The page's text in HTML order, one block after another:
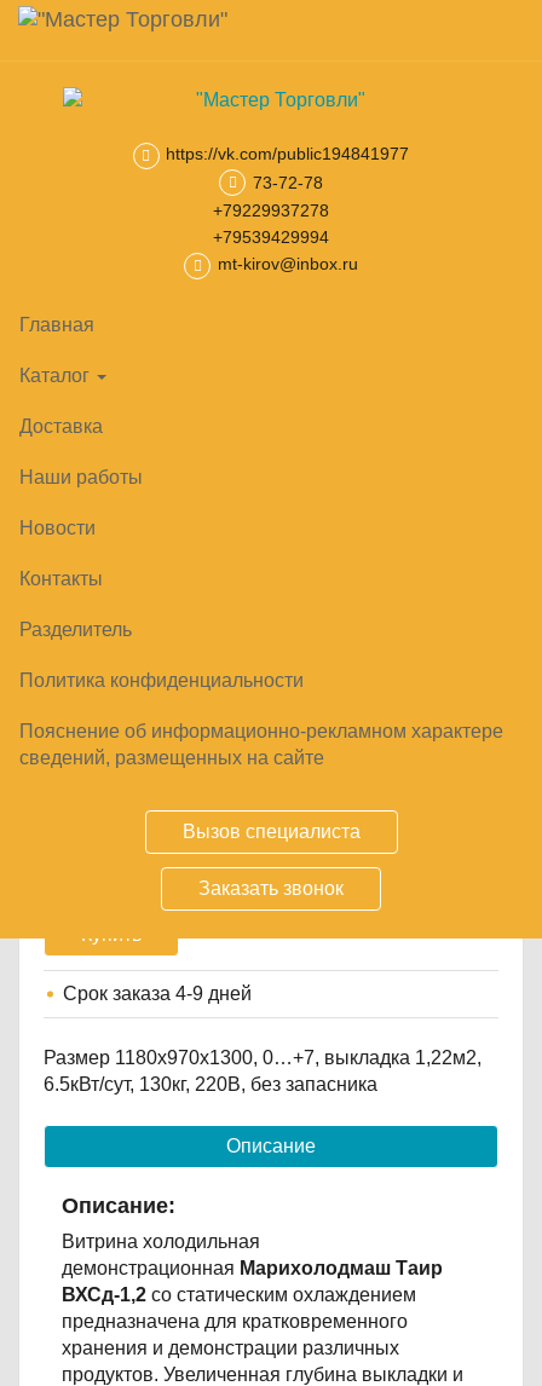
Skip
main
content
Навигация
https://vk.com/public194841977
73-72-78
+79229937278
+79539429994
mt-kirov@inbox.ru
Главная
Каталог
Доставка
Наши работы
Новости
Контакты
Разделитель
Политика конфиденциальности
Пояснение об информационно-рекламном характере
сведений, размещенных на сайте
Вызов специалиста
Заказать звонок
Корзина
товар(ов)
Витрины холодильные Холодильные витрины
ВИТРИНА СРЕДНЕТЕМПЕРАТУРНАЯ
ТАИР ВХСД-1.2
Купить
Срок заказа 4-9 дней
Размер 1180х970х1300, 0…+7, выкладка 1,22м2,
6.5кВт/сут, 130кг, 220В, без запасника
Описание
Описание:
Витрина холодильная
демонстрационная Марихолодмаш Таир
ВХСд-1,2 со статическим охлаждением
предназначена для кратковременного
хранения и демонстрации различных
продуктов. Увеличенная глубина выкладки и